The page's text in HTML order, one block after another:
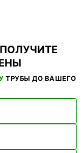
ТРУБЫ ДО ВАШЕГО